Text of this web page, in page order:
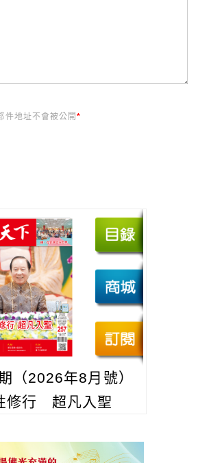
件地址不會被公開*
（2026年8月號）
修行 超凡入聖